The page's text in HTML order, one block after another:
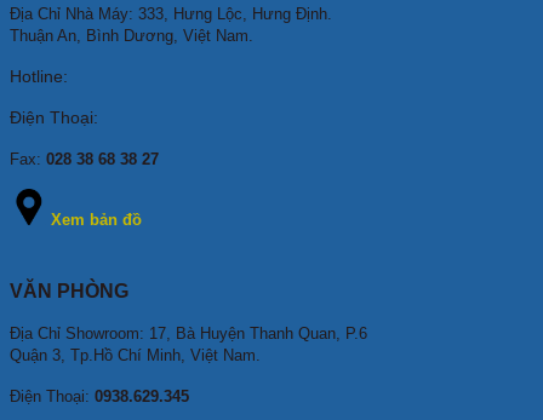
Địa Chỉ Nhà Máy: 333, Hưng Lộc, Hưng Định.
Thuận An, Bình Dương, Việt Nam.
Hotline:
Điện Thoại:
Fax: 028 38 68 38 27
Xem bản đồ
VĂN PHÒNG
Địa Chỉ Showroom: 17, Bà Huyện Thanh Quan, P.6
Quận 3, Tp.Hồ Chí Minh, Việt Nam.
Điện Thoại: 0938.629.345